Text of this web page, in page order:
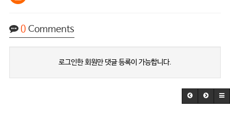
0 Comments
로그인한 회원만 댓글 등록이 가능합니다.